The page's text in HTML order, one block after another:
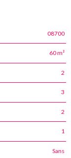
08700
60 m²
2
3
2
1
Sans